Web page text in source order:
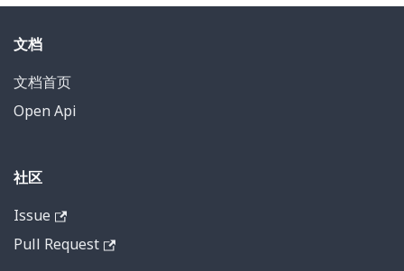
文档
文档首页
Open Api
社区
Issue
Pull Request